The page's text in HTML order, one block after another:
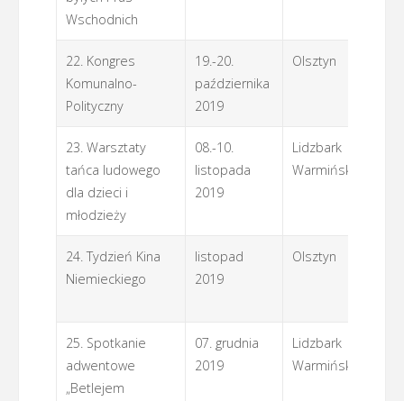
Wschodnich
22. Kongres
Komunalno-
Polityczny
19.-20.
października
2019
Olsztyn
23. Warsztaty
tańca ludowego
dla dzieci i
młodzieży
08.-10.
listopada
2019
Lidzbark
Warmiński
24. Tydzień Kina
Niemieckiego
listopad
2019
Olsztyn
25. Spotkanie
adwentowe
„Betlejem
07. grudnia
2019
Lidzbark
Warmiński